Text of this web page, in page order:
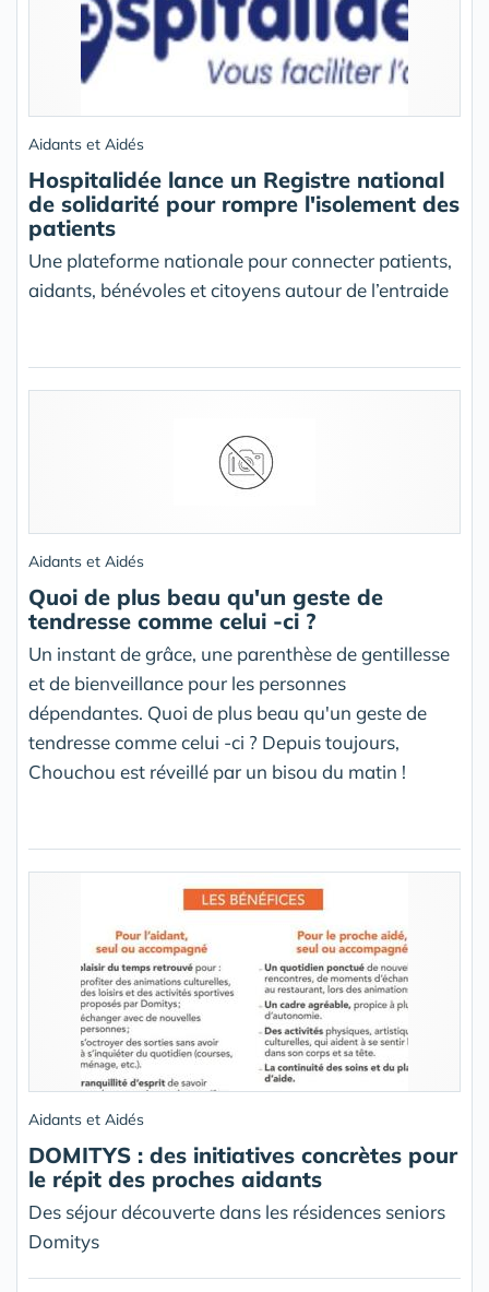
Aidants et Aidés
Hospitalidée lance un Registre national
de solidarité pour rompre l'isolement des
patients
Une plateforme nationale pour connecter patients,
aidants, bénévoles et citoyens autour de l’entraide
Aidants et Aidés
Quoi de plus beau qu'un geste de
tendresse comme celui -ci ?
Un instant de grâce, une parenthèse de gentillesse
et de bienveillance pour les personnes
dépendantes. Quoi de plus beau qu'un geste de
tendresse comme celui -ci ? Depuis toujours,
Chouchou est réveillé par un bisou du matin !
Aidants et Aidés
DOMITYS : des initiatives concrètes pour
le répit des proches aidants
Des séjour découverte dans les résidences seniors
Domitys